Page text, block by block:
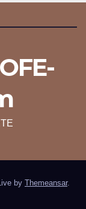
by Themeansar.